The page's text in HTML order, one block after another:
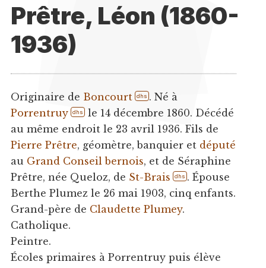
Prêtre, Léon (1860-
1936)
Originaire de Boncourt dhs . Né à
Porrentruy
dhs le 14 décembre 1860. Décédé
au même endroit le 23 avril 1936. Fils de
Pierre Prêtre, géomètre, banquier et député
au Grand Conseil bernois, et de Séraphine
Prêtre, née Queloz, de St-Brais dhs . Épouse
Berthe Plumez le 26 mai 1903, cinq enfants.
Grand-père de Claudette Plumey.
Catholique.
Peintre.
Écoles primaires à Porrentruy puis élève